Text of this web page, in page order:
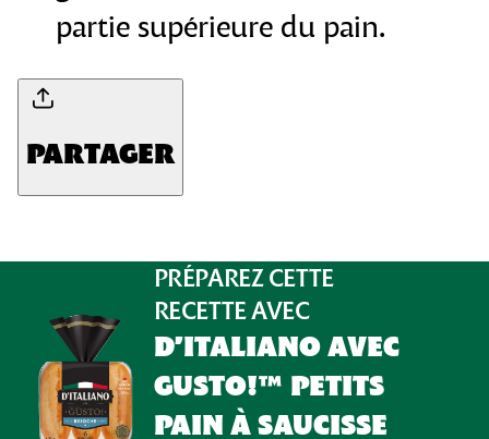
partie supérieure du pain.
PARTAGER
PRÉPAREZ CETTE
RECETTE AVEC
D’ITALIANO AVEC
GUSTO!™ PETITS
PAIN À SAUCISSE